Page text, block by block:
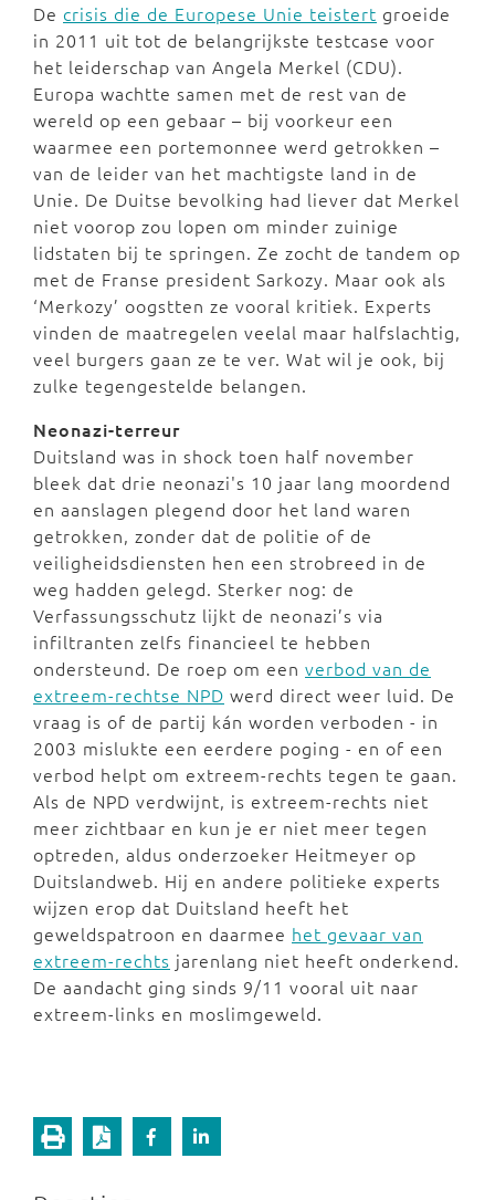
De crisis die de Europese Unie teistert groeide
in 2011 uit tot de belangrijkste testcase voor
het leiderschap van Angela Merkel (CDU).
Europa wachtte samen met de rest van de
wereld op een gebaar – bij voorkeur een
waarmee een portemonnee werd getrokken –
van de leider van het machtigste land in de
Unie. De Duitse bevolking had liever dat Merkel
niet voorop zou lopen om minder zuinige
lidstaten bij te springen. Ze zocht de tandem op
met de Franse president Sarkozy. Maar ook als
‘Merkozy’ oogstten ze vooral kritiek. Experts
vinden de maatregelen veelal maar halfslachtig,
veel burgers gaan ze te ver. Wat wil je ook, bij
zulke tegengestelde belangen.
Neonazi-terreur
Duitsland was in shock toen half november
bleek dat drie neonazi's 10 jaar lang moordend
en aanslagen plegend door het land waren
getrokken, zonder dat de politie of de
veiligheidsdiensten hen een strobreed in de
weg hadden gelegd. Sterker nog: de
Verfassungsschutz lijkt de neonazi’s via
infiltranten zelfs financieel te hebben
ondersteund. De roep om een verbod van de
extreem-rechtse NPD werd direct weer luid. De
vraag is of de partij kán worden verboden - in
2003 mislukte een eerdere poging - en of een
verbod helpt om extreem-rechts tegen te gaan.
Als de NPD verdwijnt, is extreem-rechts niet
meer zichtbaar en kun je er niet meer tegen
optreden, aldus onderzoeker Heitmeyer op
Duitslandweb. Hij en andere politieke experts
wijzen erop dat Duitsland heeft het
geweldspatroon en daarmee het gevaar van
extreem-rechts jarenlang niet heeft onderkend.
De aandacht ging sinds 9/11 vooral uit naar
extreem-links en moslimgeweld.